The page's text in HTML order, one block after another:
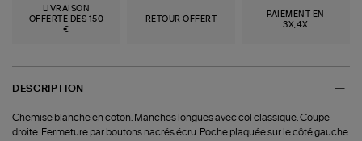
LIVRAISON
OFFERTE DÈS 150
€
RETOUR OFFERT
PAIEMENT EN
3X,4X
DESCRIPTION
Chemise blanche en coton. Manches longues avec col classique. Coupe
droite. Fermeture par boutons nacrés écru. Poche plaquée sur le côté gauche